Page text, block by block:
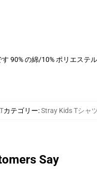
90% の綿/10% ポリエステ
カテゴリー:Stray Kids Tシャ
Say